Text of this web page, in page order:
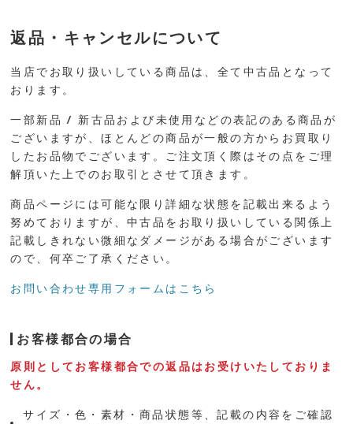
返品・キャンセルについて
当店でお取り扱いしている商品は、全て中古品となって
おります。
一部新品 / 新古品および未使用などの表記のある商品が
ございますが、ほとんどの商品が一般の方からお買取り
したお品物でございます。ご注文頂く際はその点をご理
解頂いた上でのお取引とさせて頂きます。
商品ページには可能な限り詳細な状態を記載出来るよう
努めておりますが、中古品をお取り扱いしている関係上
記載しきれない微細なダメージがある場合がございます
ので、何卒ご了承ください。
お問い合わせ専用フォームはこちら
お客様都合の場合
原則としてお客様都合での返品はお受けいたしておりま
せん。
サイズ・色・素材・商品状態等、記載の内容をご確認